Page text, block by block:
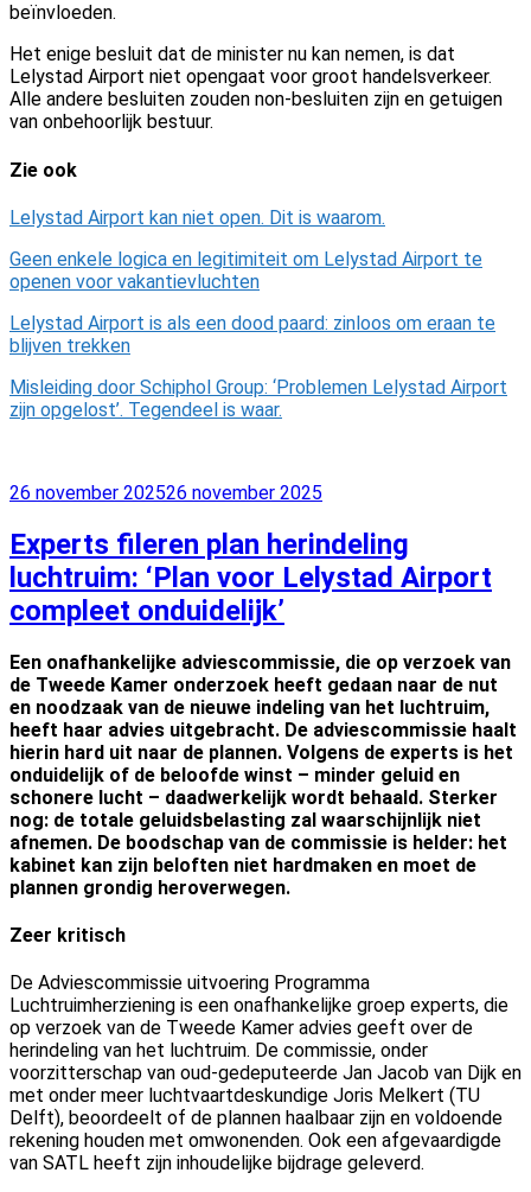
beïnvloeden.
Het enige besluit dat de minister nu kan nemen, is dat
Lelystad Airport niet opengaat voor groot handelsverkeer.
Alle andere besluiten zouden non-besluiten zijn en getuigen
van onbehoorlijk bestuur.
Zie ook
Lelystad Airport kan niet open. Dit is waarom.
Geen enkele logica en legitimiteit om Lelystad Airport te
openen voor vakantievluchten
Lelystad Airport is als een dood paard: zinloos om eraan te
blijven trekken
Misleiding door Schiphol Group: ‘Problemen Lelystad Airport
zijn opgelost’. Tegendeel is waar.
Geplaatst
26 november 202526 november 2025
Experts fileren plan herindeling
luchtruim: ‘Plan voor Lelystad Airport
compleet onduidelijk’
Een onafhankelijke adviescommissie, die op verzoek van
de Tweede Kamer onderzoek heeft gedaan naar de nut
en noodzaak van de nieuwe indeling van het luchtruim,
heeft haar advies uitgebracht. De adviescommissie haalt
hierin hard uit naar de plannen. Volgens de experts is het
onduidelijk of de beloofde winst – minder geluid en
schonere lucht – daadwerkelijk wordt behaald. Sterker
nog: de totale geluidsbelasting zal waarschijnlijk niet
afnemen. De boodschap van de commissie is helder: het
kabinet kan zijn beloften niet hardmaken en moet de
plannen grondig heroverwegen.
Zeer kritisch
De Adviescommissie uitvoering Programma
Luchtruimherziening is een onafhankelijke groep experts, die
op verzoek van de Tweede Kamer advies geeft over de
herindeling van het luchtruim. De commissie, onder
voorzitterschap van oud-gedeputeerde Jan Jacob van Dijk en
met onder meer luchtvaartdeskundige Joris Melkert (TU
Delft), beoordeelt of de plannen haalbaar zijn en voldoende
rekening houden met omwonenden. Ook een afgevaardigde
van SATL heeft zijn inhoudelijke bijdrage geleverd.